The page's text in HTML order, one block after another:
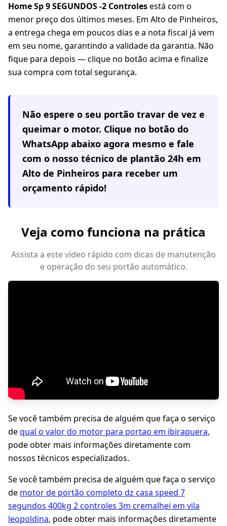
Home Sp 9 SEGUNDOS -2 Controlesestá com o
menor preço dos últimos meses. Em Alto de Pinheiros,
a entrega chega em poucos dias e a nota fiscal já vem
em seu nome, garantindo a validade da garantia. Não
fique para depois — clique no botão acima e finalize
sua compra com total segurança.
Não espere o seu portão travar de vez e
queimar o motor. Clique no botão do
WhatsApp abaixo agora mesmo e fale
com o nosso técnico de plantão 24h em
Alto de Pinheiros para receber um
orçamento rápido!
Veja como funciona na prática
Assista a este vídeo rápido com dicas de manutenção
e operação do seu portão automático.
Se você também precisa de alguém que faça o serviço
dequal o valor do motor para portao em ibirapuera,
pode obter mais informações diretamente com
nossos técnicos especializados.
Se você também precisa de alguém que faça o serviço
de motor de portão completo dz casa speed 7
segundos 400kg 2 controles 3m cremalhei em vila
leopoldina, pode obter mais informações diretamente